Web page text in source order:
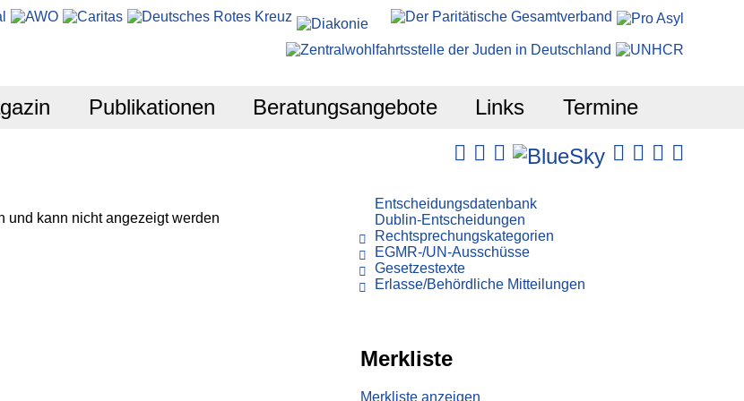
Publikationen Beratungsangebote Links Termine
und kann nicht angezeigt werden
Entscheidungsdatenbank
Dublin-Entscheidungen
Rechtsprechungskategorien
EGMR-/UN-Ausschüsse
Gesetzestexte
Erlasse/Behördliche Mitteilungen
Merkliste
Merkliste anzeigen